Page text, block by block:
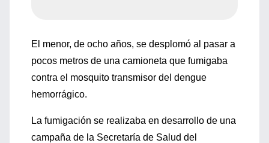
El menor, de ocho años, se desplomó al pasar a
pocos metros de una camioneta que fumigaba
contra el mosquito transmisor del dengue
hemorrágico.
La fumigación se realizaba en desarrollo de una
campaña de la Secretaría de Salud del